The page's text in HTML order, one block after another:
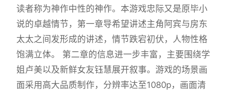
读者称为神作中性的神作。本游戏忠际又是原毕小
说的卓越情节，第一章导希望讲述主角阿宾与房东
太太之间发形成的讲述，情节跌宕初伏，人物性格
饱满立体。 第二章的信息进一步丰富，主要围绕学
姐卢美以及新鲜女友钰慧展开叙事。游戏的场景画
面采用高大品质制作，分辨率达至1080p，画面清